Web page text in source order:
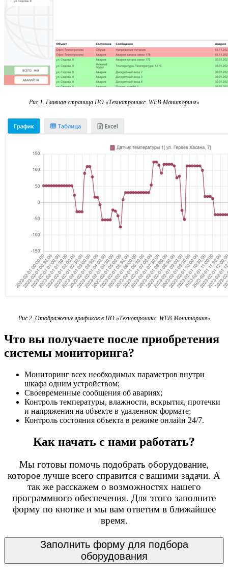
Рис.1. Главная страница ПО «Технотроникс. WEB-Мониторинг»
Рис.2. Отображение графиков в ПО «Технотроникс. WEB-Мониторинг»
Что вы получаете после приобретения
системы мониторинга?
Мониторинг всех необходимых параметров внутри
шкафа одним устройством;
Своевременные сообщения об авариях;
Контроль температуры, влажности, вскрытия, протечки
и напряжения на объекте в удаленном формате;
Контроль состояния объекта в режиме онлайн 24/7.
Как начать с нами работать?
Мы готовы помочь подобрать оборудование,
которое лучше всего справится с вашими задачи. А
так же расскажем о возможностях нашего
программного обеспечения. Для этого заполните
форму по кнопке и мы вам ответим в ближайшее
время.
Заполнить форму для подбора
оборудования